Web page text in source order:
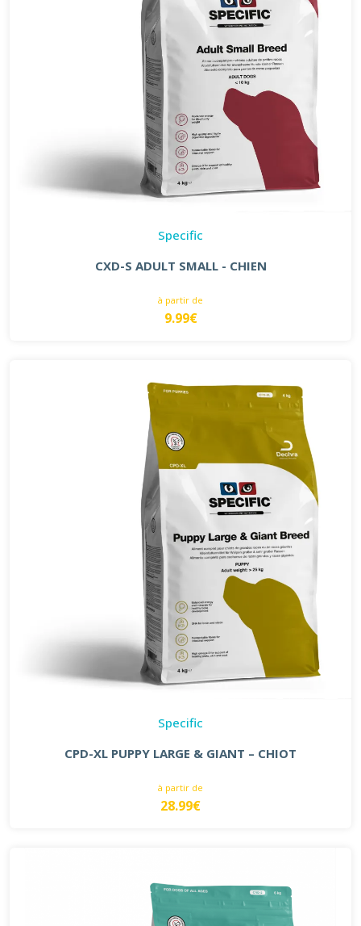
Specific
CXD-S ADULT SMALL - CHIEN
à partir de
9.99€
Specific
CPD-XL PUPPY LARGE & GIANT – CHIOT
à partir de
28.99€